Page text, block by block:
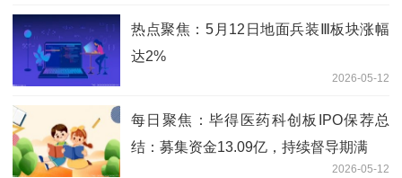
热点聚焦：5月12日地面兵装Ⅲ板块涨幅
达2%
2026-05-12
每日聚焦：毕得医药科创板IPO保荐总
结：募集资金13.09亿，持续督导期满
2026-05-12